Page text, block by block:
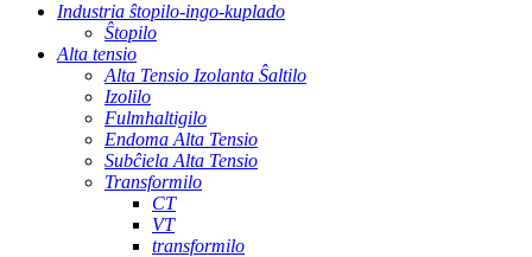
Industria ŝtopilo-ingo-kuplado
Ŝtopilo
Alta tensio
Alta Tensio Izolanta Ŝaltilo
Izolilo
Fulmhaltigilo
Endoma Alta Tensio
Subĉiela Alta Tensio
Transformilo
CT
VT
transformilo